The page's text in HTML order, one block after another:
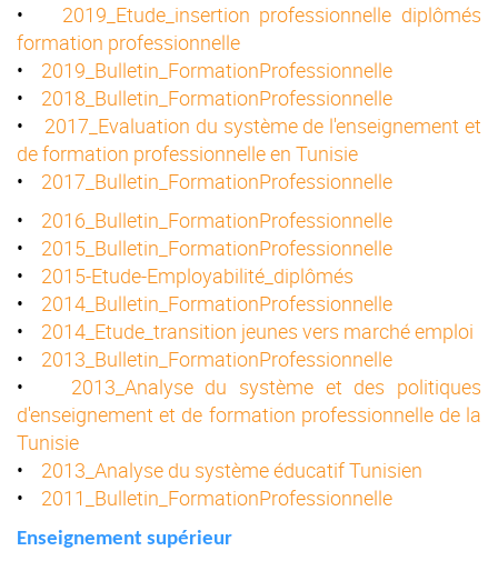
• 2019_Etude_insertion professionnelle diplômés
formation professionnelle
• 2019_Bulletin_FormationProfessionnelle
• 2018_Bulletin_FormationProfessionnelle
• 2017_Evaluation du système de l'enseignement et
de formation professionnelle en Tunisie
• 2017_Bulletin_FormationProfessionnelle
• 2016_Bulletin_FormationProfessionnelle
• 2015_Bulletin_FormationProfessionnelle
• 2015-Etude-Employabilité_diplômés
• 2014_Bulletin_FormationProfessionnelle
• 2014_Etude_transition jeunes vers marché emploi
• 2013_Bulletin_FormationProfessionnelle
• 2013_Analyse du système et des politiques
d'enseignement et de formation professionnelle de la
Tunisie
• 2013_Analyse du système éducatif Tunisien
• 2011_Bulletin_FormationProfessionnelle
Enseignement supérieur